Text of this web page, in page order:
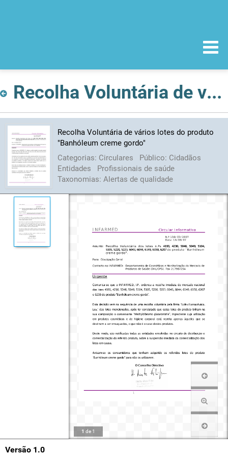
Recolha Voluntária de vários lotes do produto "Banhóleum creme gordo"
Recolha Voluntária de vários lotes do produto
"Banhóleum creme gordo"
Categorias: Circulares Público: Cidadãos
Entidades
Profissionais de saúde
Taxonomias: Alertas de qualidade
1 de 1
Versão 1.0